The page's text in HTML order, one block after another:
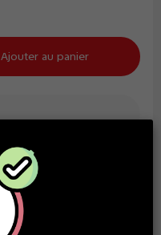
Ajouter au panier